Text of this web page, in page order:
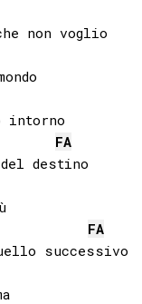
non voglio
FA
destino
FA
successivo